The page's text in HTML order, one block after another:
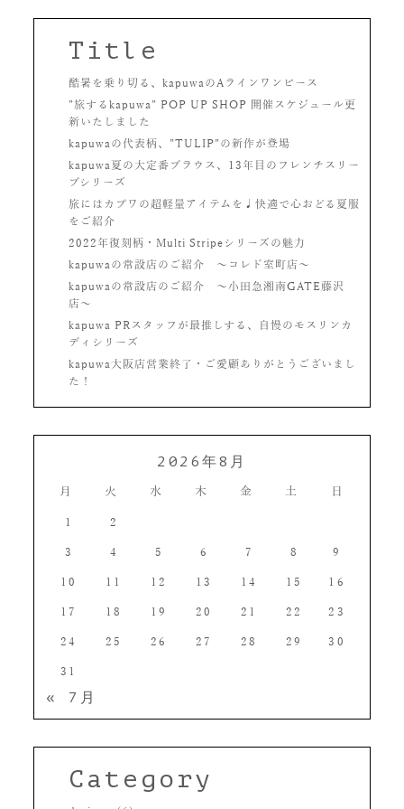
Title
酷暑を乗り切る、kapuwaのAラインワンピース
”旅するkapuwa” POP UP SHOP 開催スケジュール更
新いたしました
kapuwaの代表柄、”TULIP”の新作が登場
kapuwa夏の大定番ブラウス、13年目のフレンチスリー
ブシリーズ
旅にはカプワの超軽量アイテムを♩快適で心おどる夏服
をご紹介
2022年復刻柄・Multi Stripeシリーズの魅力
kapuwaの常設店のご紹介 〜コレド室町店〜
kapuwaの常設店のご紹介 〜小田急湘南GATE藤沢
店〜
kapuwa PRスタッフが最推しする、自慢のモスリンカ
ディシリーズ
kapuwa大阪店営業終了・ご愛顧ありがとうございまし
た！
2026年8月
月 火 水 木 金 土 日
1 2
3 4 5 6 7 8 9
10 11 12 13 14 15 16
17 18 19 20 21 22 23
24 25 26 27 28 29 30
31
« 7月
Category